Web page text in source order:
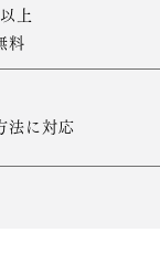
上
料
法に対応